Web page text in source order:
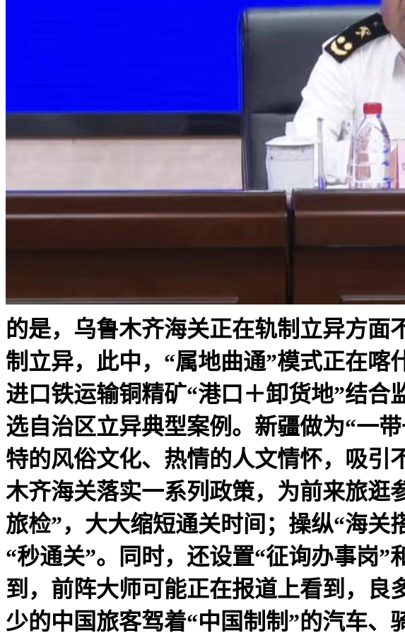
的是，乌鲁木齐海关正在轨制立异方面
制立异，此中，“属地曲通”模式正在喀
进口铁运输铜精矿“港口＋卸货地”结
选自治区立异典型案例。新疆做为“一
特的风俗文化、热情的人文情怀，吸引
木齐海关落实一系列政策，为前来旅逛
旅检”，大大缩短通关时间；操纵“海
“秒通关”。同时，还设置“征询办事岗
到，前阵大师可能正在报道上看到，良
少的中国旅客驾着“中国制制”的汽车